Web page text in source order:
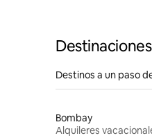
Destinos a un paso
Bombay
Alquileres